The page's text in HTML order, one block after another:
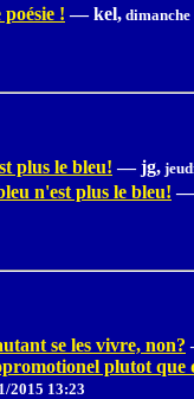
! — kel,
plus le bleu! — jg,
n'est plus le bleu! —
se les vivre, non?
plutot
2015 13:23